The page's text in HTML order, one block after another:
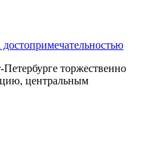
торжественно
центральным